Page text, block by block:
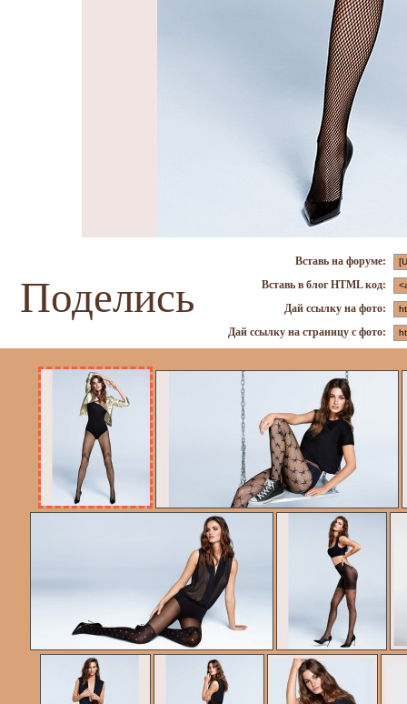
Поделись
Вставь на форуме:
Вставь в блог HTML код:
Дай ссылку на фото:
Дай ссылку на страницу с фото: